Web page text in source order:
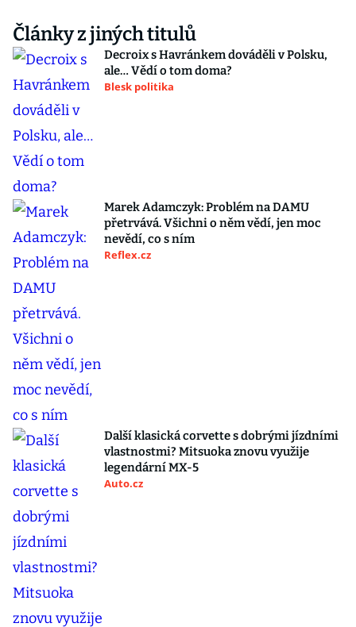
Články z jiných titulů
Decroix s Havránkem dováděli v Polsku,
ale… Vědí o tom doma?
Blesk politika
Marek Adamczyk: Problém na DAMU
přetrvává. Všichni o něm vědí, jen moc
nevědí, co s ním
Reflex.cz
Další klasická corvette s dobrými jízdními
vlastnostmi? Mitsuoka znovu využije
legendární MX-5
Auto.cz